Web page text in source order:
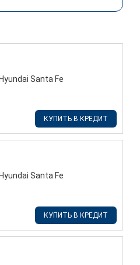
КУПИТЬ В КРЕДИТ
КУПИТЬ В КРЕДИТ